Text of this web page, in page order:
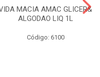
MACIA AMAC GLICER&
ALGODAO LIQ 1L
Código: 6100